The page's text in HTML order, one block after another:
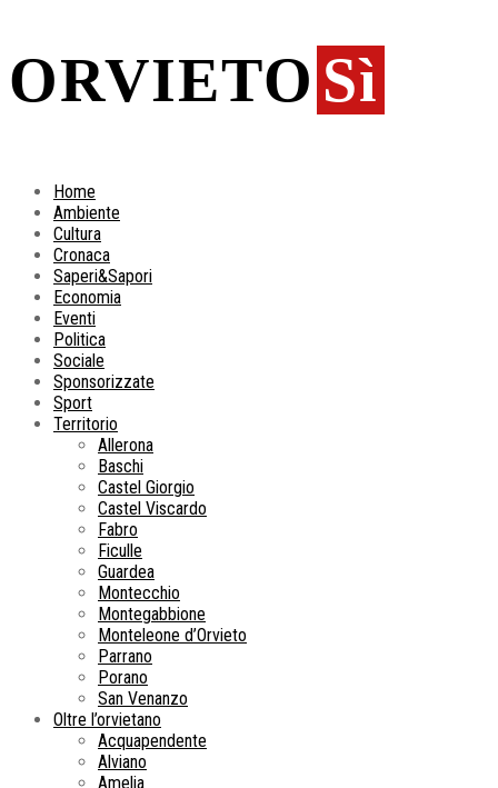
ORVIETO Sì
Home
Ambiente
Cultura
Cronaca
Saperi&Sapori
Economia
Eventi
Politica
Sociale
Sponsorizzate
Sport
Territorio
Allerona
Baschi
Castel Giorgio
Castel Viscardo
Fabro
Ficulle
Guardea
Montecchio
Montegabbione
Monteleone d’Orvieto
Parrano
Porano
San Venanzo
Oltre l’orvietano
Acquapendente
Alviano
Amelia